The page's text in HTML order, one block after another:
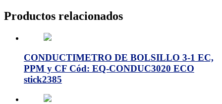
Productos relacionados
CONDUCTIMETRO DE BOLSILLO 3-1 EC,
PPM y CF Cód: EQ-CONDUC3020 ECO
stick2385